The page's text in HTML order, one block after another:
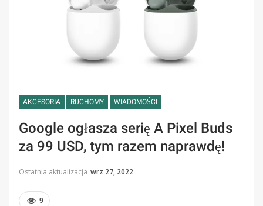
AKCESORIA RUCHOMY WIADOMOŚCI
Google ogłasza serię A Pixel Buds
za 99 USD, tym razem naprawdę!
Ostatnia aktualizacja wrz 27, 2022
9